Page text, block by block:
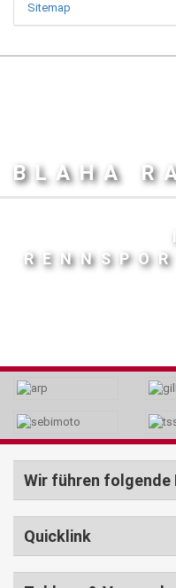
Sitemap
BLAHA
Wir führen folgende
Quicklink